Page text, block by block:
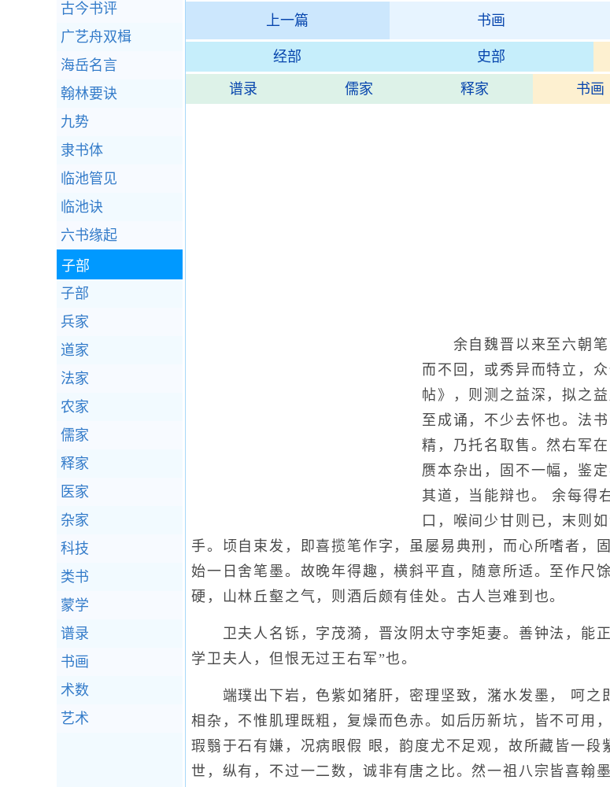
上一篇
书画
经部 史部
谱录 儒家 释家 书画
余自魏晋以来至六朝笔
而不回，或秀异而特立，
帖》，则测之益深，拟之
至成诵，不少去怀也。法
精，乃托名取售。然右军
赝本杂出，固不一幅，鉴
其道，当能辩也。 余每得
口，喉间少甘则已，末则
手。顷自束发，即喜揽笔作字，虽屡易典刑，而心所嗜者，
始一日舍笔墨。故晚年得趣，横斜平直，随意所适。至作尺
硬，山林丘壑之气，则酒后颇有佳处。古人岂难到也。
卫夫人名铄，字茂漪，晋汝阴太守李矩妻。善钟法，能正
学卫夫人，但恨无过王右军”也。
端璞出下岩，色紫如猪肝，密理坚致，潴水发墨， 呵之
相杂，不惟肌理既粗，复燥而色赤。如后历新坑，皆不可用
瑕翳于石有嫌，况病眼假 眼，韵度尤不足观，故所藏皆一
世，纵有，不过一二数，诚非有唐之比。然一祖八宗皆喜翰
古今书评
广艺舟双楫
海岳名言
翰林要诀
九势
隶书体
临池管见
临池诀
六书缘起
子部
子部
兵家
道家
法家
农家
儒家
释家
医家
杂家
科技
类书
蒙学
谱录
书画
术数
艺术